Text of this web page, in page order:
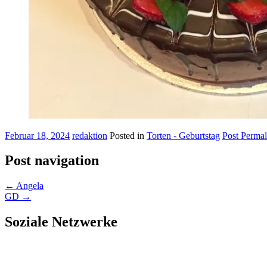
Februar 18, 2024 redaktion Posted in Torten - Geburtstag Post
Post navigation
← Angela
GD →
Soziale Netzwerke